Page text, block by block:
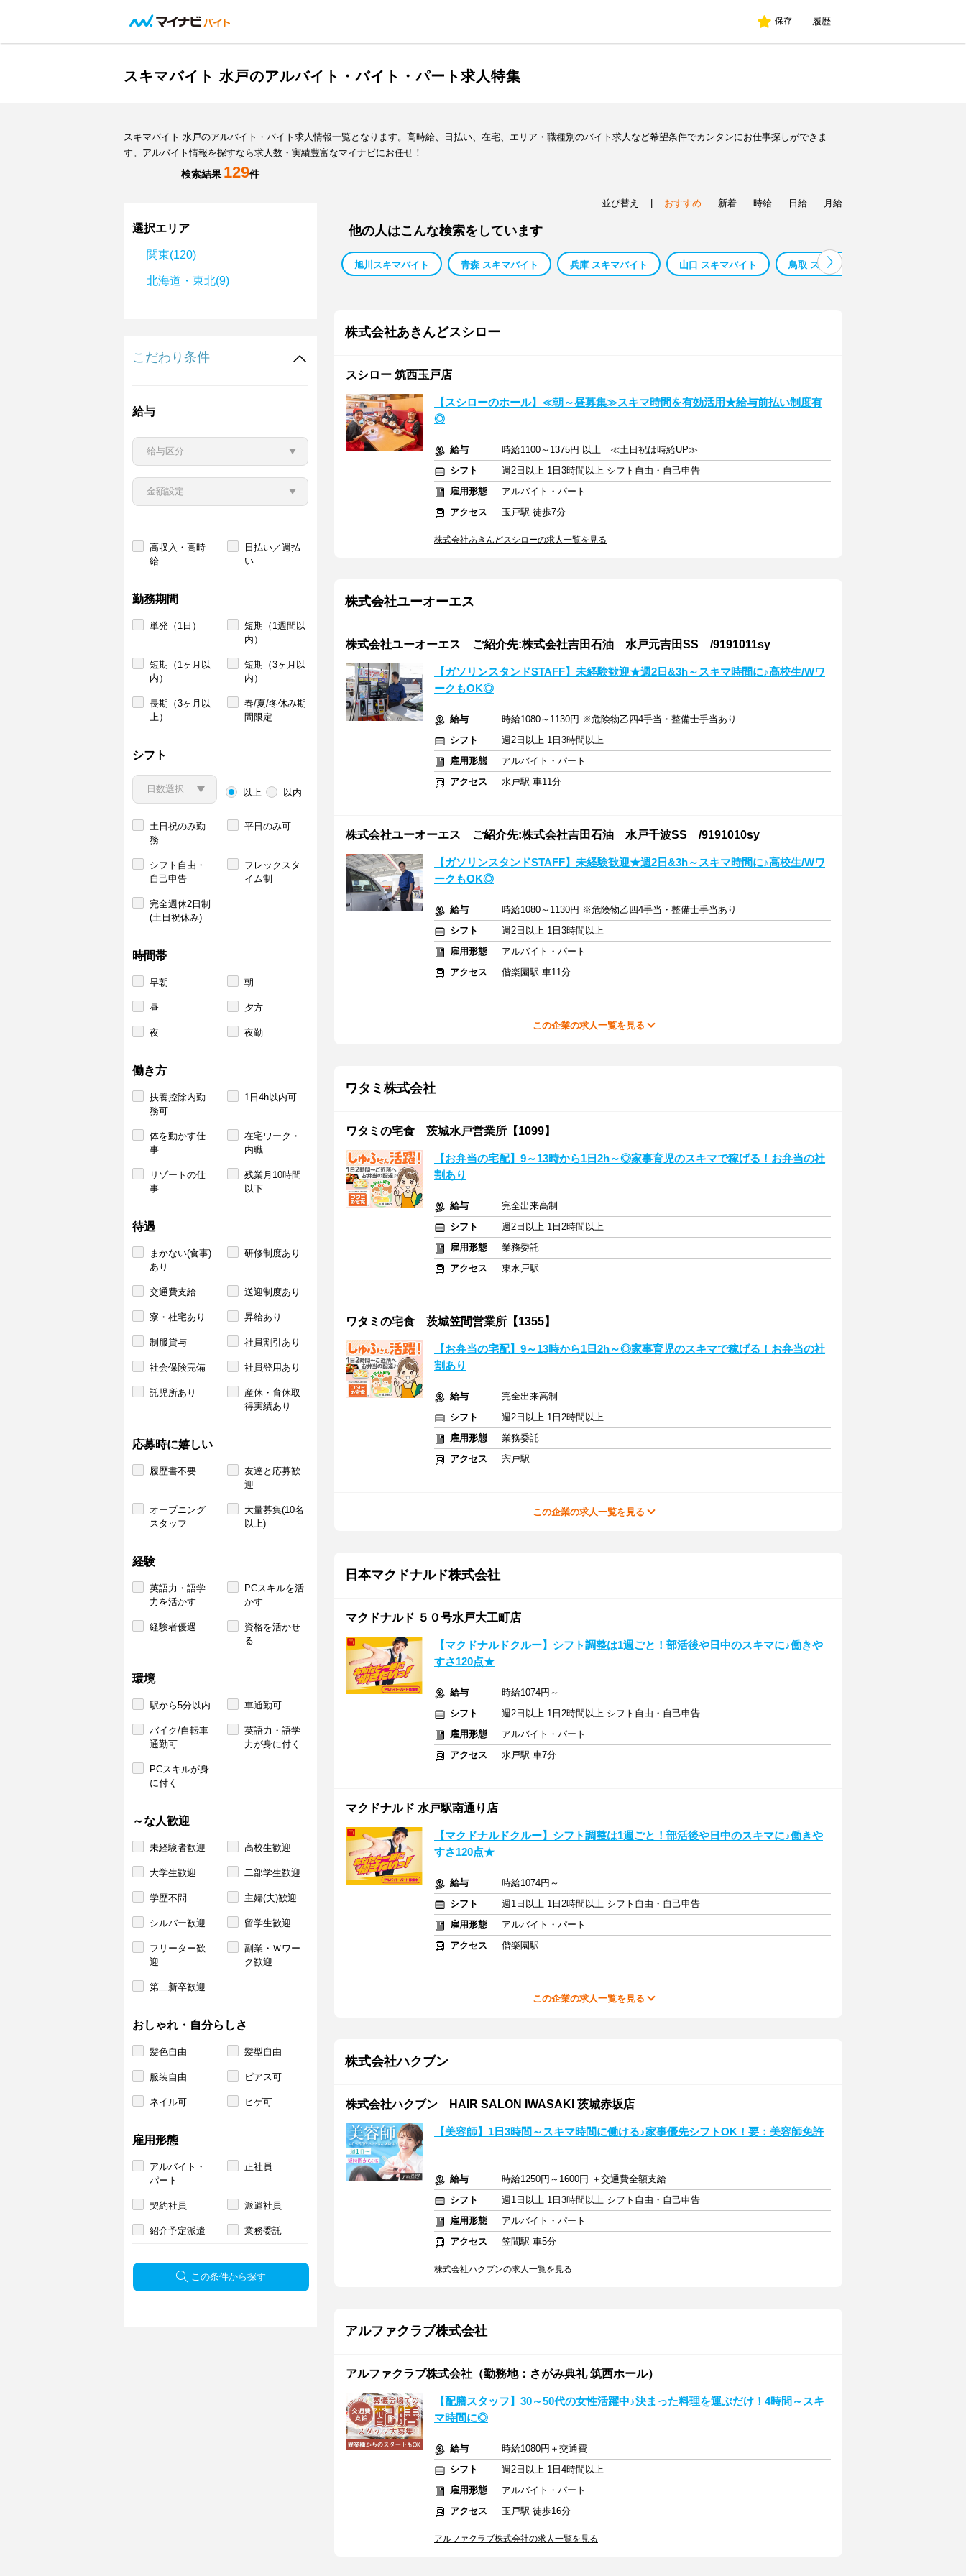
保存 履歴
スキマバイト 水戸のアルバイト・バイト・パート求人特集
スキマバイト 水戸のアルバイト・バイト求人情報一覧となります。高時給、日払い、在宅、エリア・職種別のバイト求人など希望条件でカンタンにお仕事探しができま
す。アルバイト情報を探すなら求人数・実績豊富なマイナビにお任せ！
検索結果 129件
選択エリア
関東(120)
北海道・東北(9)
こだわり条件
給与
高収入・高時
給
日払い／週払
い
勤務期間
単発（1日）
短期（1週間以
内）
短期（1ヶ月以
内）
短期（3ヶ月以
内）
長期（3ヶ月以
上）
春/夏/冬休み期
間限定
シフト
以上 以内
土日祝のみ勤
務
平日のみ可
シフト自由・
自己申告
フレックスタ
イム制
完全週休2日制
(土日祝休み)
時間帯
早朝 朝
昼 夕方
夜 夜勤
働き方
扶養控除内勤
務可
1日4h以内可
体を動かす仕
事
在宅ワーク・
内職
リゾートの仕
事
残業月10時間
以下
待遇
まかない(食事)
あり
研修制度あり
交通費支給 送迎制度あり
寮・社宅あり 昇給あり
制服貸与 社員割引あり
社会保険完備 社員登用あり
託児所あり
産休・育休取
得実績あり
応募時に嬉しい
履歴書不要
友達と応募歓
迎
オープニング
スタッフ
大量募集(10名
以上)
経験
英語力・語学
力を活かす
PCスキルを活
かす
経験者優遇
資格を活かせ
る
環境
駅から5分以内 車通勤可
バイク/自転車
通勤可
英語力・語学
力が身に付く
PCスキルが身
に付く
～な人歓迎
未経験者歓迎 高校生歓迎
大学生歓迎 二部学生歓迎
学歴不問 主婦(夫)歓迎
シルバー歓迎 留学生歓迎
フリーター歓
迎
副業・Ｗワー
ク歓迎
第二新卒歓迎
おしゃれ・自分らしさ
髪色自由 髪型自由
服装自由 ピアス可
ネイル可 ヒゲ可
雇用形態
アルバイト・
パート
正社員
契約社員 派遣社員
紹介予定派遣 業務委託
この条件から探す
並び替え おすすめ 新着 時給 日給 月給
他の人はこんな検索をしています
旭川スキマバイト 青森 スキマバイト 兵庫 スキマバイト 山口 スキマバイト 鳥取 スキマバイト
株式会社あきんどスシロー
スシロー 筑西玉戸店
【スシローのホール】≪朝～昼募集≫スキマ時間を有効活用★給与前払い制度有
◎
給与
時給1100～1375円 以上 ≪土日祝は時給UP≫
シフト
週2日以上 1日3時間以上 シフト自由・自己申告
雇用形態
アルバイト・パート
アクセス
玉戸駅 徒歩7分
株式会社あきんどスシローの求人一覧を見る
株式会社ユーオーエス
株式会社ユーオーエス ご紹介先:株式会社吉田石油 水戸元吉田SS /9191011sy
【ガソリンスタンドSTAFF】未経験歓迎★週2日&3h～スキマ時間に♪高校生/Wワ
ークもOK◎
給与
時給1080～1130円 ※危険物乙四4手当・整備士手当あり
シフト
週2日以上 1日3時間以上
雇用形態
アルバイト・パート
アクセス
水戸駅 車11分
株式会社ユーオーエス ご紹介先:株式会社吉田石油 水戸千波SS /9191010sy
【ガソリンスタンドSTAFF】未経験歓迎★週2日&3h～スキマ時間に♪高校生/Wワ
ークもOK◎
給与
時給1080～1130円 ※危険物乙四4手当・整備士手当あり
シフト
週2日以上 1日3時間以上
雇用形態
アルバイト・パート
アクセス
偕楽園駅 車11分
この企業の求人一覧を見る
ワタミ株式会社
ワタミの宅食 茨城水戸営業所【1099】
【お弁当の宅配】9～13時から1日2h～◎家事育児のスキマで稼げる！お弁当の社
割あり
給与
完全出来高制
シフト
週2日以上 1日2時間以上
雇用形態
業務委託
アクセス
東水戸駅
ワタミの宅食 茨城笠間営業所【1355】
【お弁当の宅配】9～13時から1日2h～◎家事育児のスキマで稼げる！お弁当の社
割あり
給与
完全出来高制
シフト
週2日以上 1日2時間以上
雇用形態
業務委託
アクセス
宍戸駅
この企業の求人一覧を見る
日本マクドナルド株式会社
マクドナルド ５０号水戸大工町店
【マクドナルドクルー】シフト調整は1週ごと！部活後や日中のスキマに♪働きや
すさ120点★
給与
時給1074円～
シフト
週2日以上 1日2時間以上 シフト自由・自己申告
雇用形態
アルバイト・パート
アクセス
水戸駅 車7分
マクドナルド 水戸駅南通り店
【マクドナルドクルー】シフト調整は1週ごと！部活後や日中のスキマに♪働きや
すさ120点★
給与
時給1074円～
シフト
週1日以上 1日2時間以上 シフト自由・自己申告
雇用形態
アルバイト・パート
アクセス
偕楽園駅
この企業の求人一覧を見る
株式会社ハクブン
株式会社ハクブン HAIR SALON IWASAKI 茨城赤坂店
【美容師】1日3時間～スキマ時間に働ける♪家事優先シフトOK！要：美容師免許
給与
時給1250円～1600円 ＋交通費全額支給
シフト
週1日以上 1日3時間以上 シフト自由・自己申告
雇用形態
アルバイト・パート
アクセス
笠間駅 車5分
株式会社ハクブンの求人一覧を見る
アルファクラブ株式会社
アルファクラブ株式会社（勤務地：さがみ典礼 筑西ホール）
【配膳スタッフ】30～50代の女性活躍中♪決まった料理を運ぶだけ！4時間～スキ
マ時間に◎
給与
時給1080円＋交通費
シフト
週2日以上 1日4時間以上
雇用形態
アルバイト・パート
アクセス
玉戸駅 徒歩16分
アルファクラブ株式会社の求人一覧を見る